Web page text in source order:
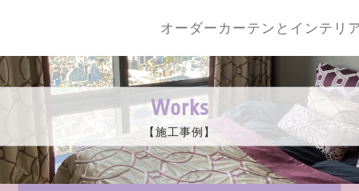
オーダーカーテンとインテリ
Works
【施工事例】